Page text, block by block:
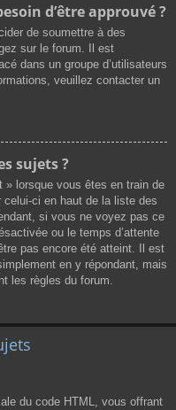
d’être approuvé ?
de soumettre à des
sur le forum. Il est
dans un groupe d’utilisateurs
veuillez contacter un
sujets ?
» lorsque vous êtes en train de
ci en haut de la liste des
si vous ne voyez pas ce
ou le temps d’attente
pas encore été atteint. Il est
en y répondant, mais
les règles du forum.
du code HTML, vous offrant